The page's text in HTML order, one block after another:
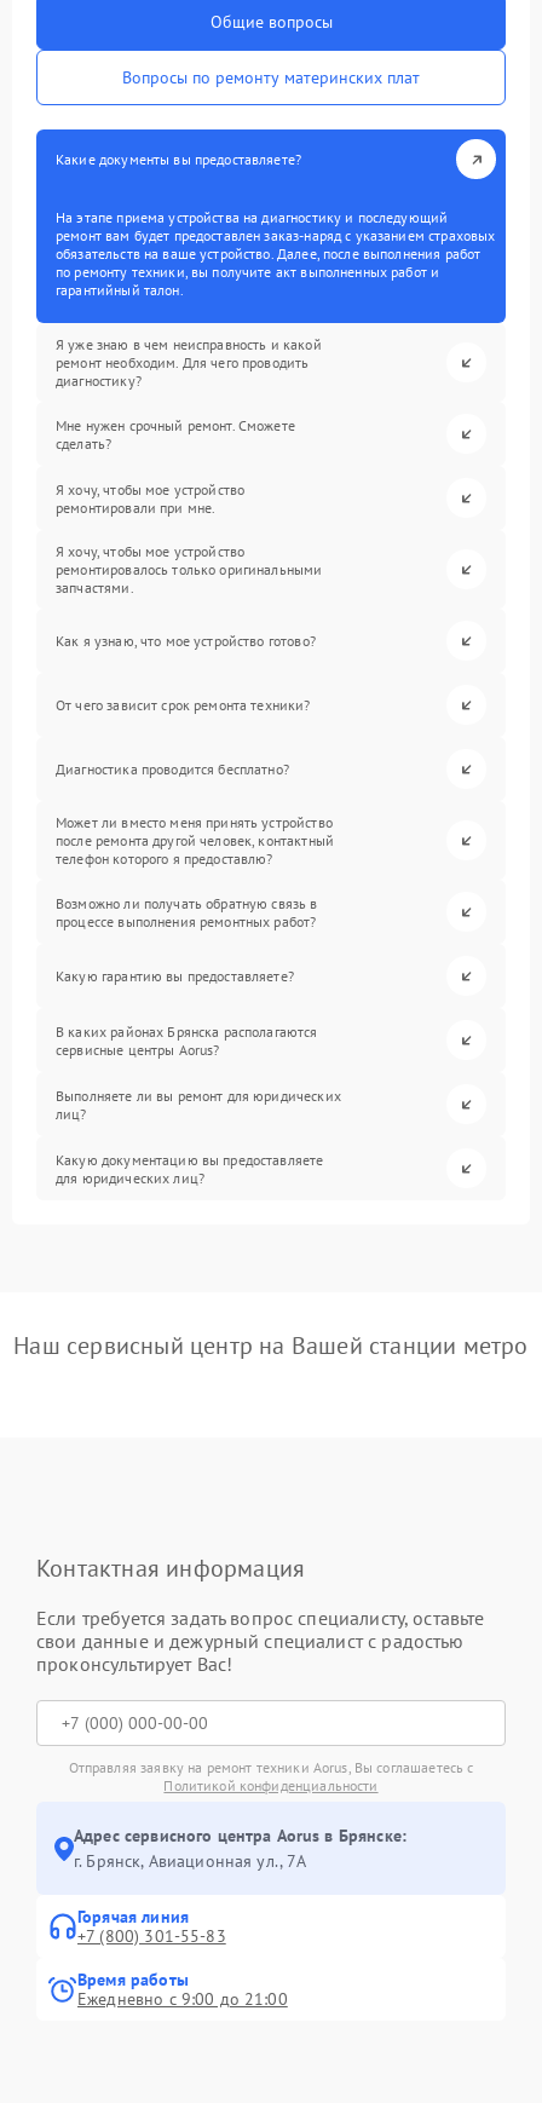
Общие вопросы
Вопросы по ремонту материнских плат
Какие документы вы предоставляете?
На этапе приема устройства на диагностику и последующий
ремонт вам будет предоставлен заказ-наряд с указанием страховых
обязательств на ваше устройство. Далее, после выполнения работ
по ремонту техники, вы получите акт выполненных работ и
гарантийный талон.
Я уже знаю в чем неисправность и какой
ремонт необходим. Для чего проводить
диагностику?
Мне нужен срочный ремонт. Сможете
сделать?
Я хочу, чтобы мое устройство
ремонтировали при мне.
Я хочу, чтобы мое устройство
ремонтировалось только оригинальными
запчастями.
Как я узнаю, что мое устройство готово?
От чего зависит срок ремонта техники?
Диагностика проводится бесплатно?
Может ли вместо меня принять устройство
после ремонта другой человек, контактный
телефон которого я предоставлю?
Возможно ли получать обратную связь в
процессе выполнения ремонтных работ?
Какую гарантию вы предоставляете?
В каких районах Брянска располагаются
сервисные центры Aorus?
Выполняете ли вы ремонт для юридических
лиц?
Какую документацию вы предоставляете
для юридических лиц?
Наш сервисный центр на Вашей станции метро
Контактная информация
Если требуется задать вопрос специалисту, оставьте
свои данные и дежурный специалист с радостью
проконсультирует Вас!
Отправляя заявку на ремонт техники Aorus, Вы соглашаетесь с
Политикой конфиденциальности
Адрес сервисного центра Aorus в Брянске:
г. Брянск, Авиационная ул., 7А
Горячая линия
+7 (800) 301-55-83
Время работы
Ежедневно с 9:00 до 21:00